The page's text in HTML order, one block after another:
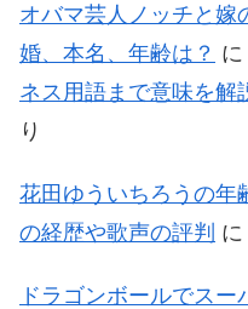
オバマ芸人ノッチと嫁
婚、本名、年齢は？ に
ネス用語まで意味を解
り
花田ゆういちろうの年
の経歴や歌声の評判 に
ドラゴンボールでス